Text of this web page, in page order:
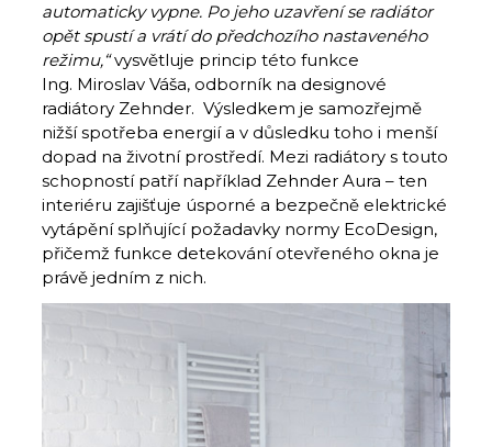
automaticky vypne. Po jeho uzavření se radiátor
opět spustí a vrátí do předchozího nastaveného
režimu,“vysvětluje princip této funkce
Ing. Miroslav Váša, odborník na designové
radiátory Zehnder. Výsledkem je samozřejmě
nižší spotřeba energií a v důsledku toho i menší
dopad na životní prostředí. Mezi radiátory s touto
schopností patří například Zehnder Aura – ten
interiéru zajišťuje úsporné a bezpečně elektrické
vytápění splňující požadavky normy EcoDesign,
přičemž funkce detekování otevřeného okna je
právě jedním z nich.